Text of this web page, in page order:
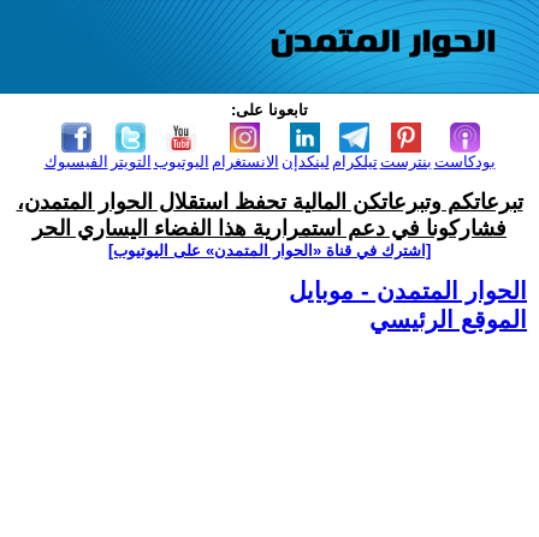
تابعونا على:
الفيسبوك التويتر اليوتيوب الانستغرام لينكدإن تيلكرامبنترست بودكاست
تبرعاتكم وتبرعاتكن المالية تحفظ استقلال الحوار المتمدن،
فشاركونا في دعم استمرارية هذا الفضاء اليساري الحر
[اشترك في قناة ‫«الحوار المتمدن» على اليوتيوب]
الحوار المتمدن - موبايل
الموقع الرئيسي